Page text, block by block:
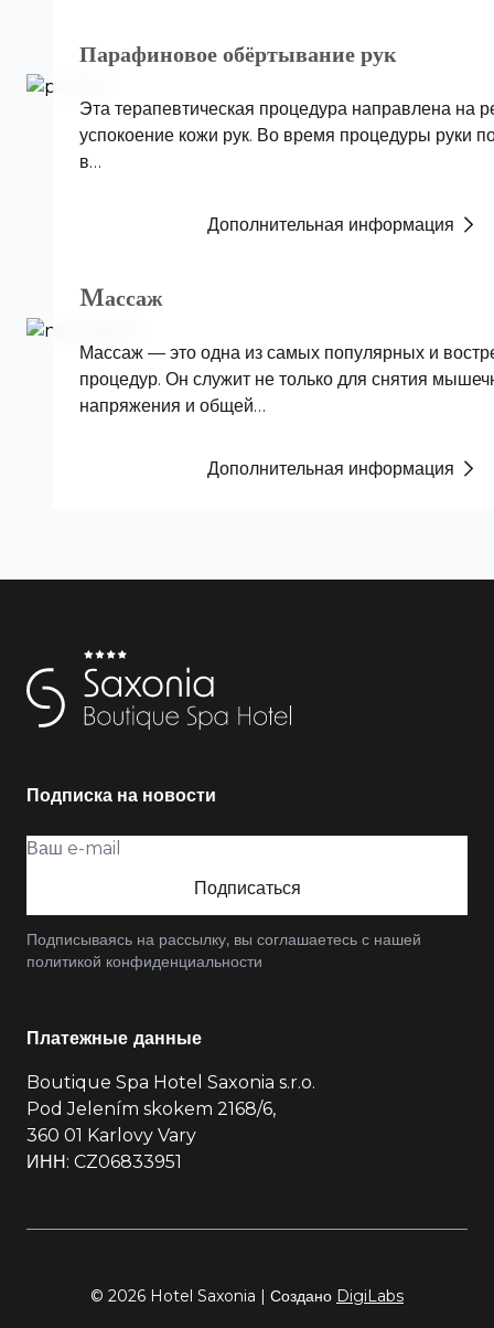
Парафиновое обёртывание рук
Эта терапевтическая процедура направлена на
успокоение кожи рук. Во время процедуры руки
в…
Дополнительная информация
Mассаж
Массаж — это одна из самых популярных и
процедур. Он служит не только для снятия
напряжения и общей…
Дополнительная информация
Подписка на новости
Подписаться
Подписываясь на рассылку, вы соглашаетесь с нашей
политикой конфиденциальности
Платежные данные
Boutique Spa Hotel Saxonia s.r.o.
Pod Jelením skokem 2168/6,
360 01 Karlovy Vary
ИНН: CZ06833951
© 2026 Hotel Saxonia | Создано DigiLabs